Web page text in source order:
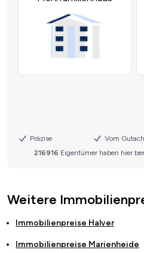
Weitere
Immobilienpreise Halver
Immobilienpreise Marienheide